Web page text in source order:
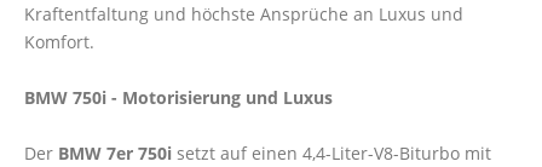
Kraftentfaltung und höchste Ansprüche an Luxus und
Komfort.
BMW 750i - Motorisierung und Luxus
Der BMW 7er 750i setzt auf einen 4,4-Liter-V8-Biturbo mit